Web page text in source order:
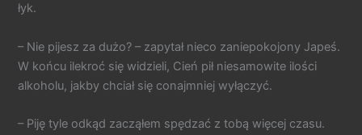
łyk.
– Nie pijesz za dużo? – zapytał nieco zaniepokojony Japeś.
W końcu ilekroć się widzieli, Cień pił niesamowite ilości
alkoholu, jakby chciał się conajmniej wyłączyć.
– Piję tyle odkąd zacząłem spędzać z tobą więcej czasu.